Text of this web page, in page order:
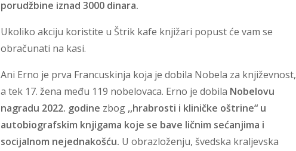
porudžbine iznad 3000 dinara.
Ukoliko akciju koristite u Štrik kafe knjižari popust će vam se
obračunati na kasi.
Ani Erno je prva Francuskinja koja je dobila Nobela za književnost,
a tek 17. žena među 119 nobelovaca. Erno je dobila Nobelovu
nagradu 2022. godine zbog ,,hrabrosti i kliničke oštrine“ u
autobiografskim knjigama koje se bave ličnim sećanjima i
socijalnom nejednakošću. U obrazloženju, švedska kraljevska